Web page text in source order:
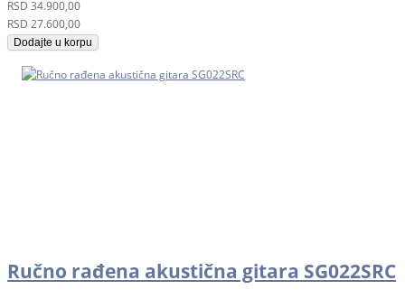
RSD 34.900,00
RSD 27.600,00
Dodajte u korpu
Ručno rađena akustična gitara SG022SRC